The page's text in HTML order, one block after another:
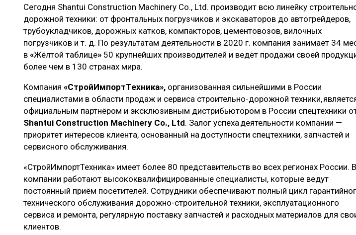
Сегодня Shantui Construction Machinery Co., Ltd. производит всю линейку
дорожной техники: от фронтальных погрузчиков и экскаваторов до автогрейдеров,
трубоукладчиков, дорожных катков, компакторов, цементовозов, вилочных
погрузчиков и т. д. По результатам деятельности в 2020 г. компания занимает 34
в «Жёлтой таблице» 50 крупнейших производителей и ведёт продажи своей
более чем в 130 странах мира.
Компания «СтройИмпортТехника», организованная сильнейшими в России
специалистами в области продаж и сервиса строительно-дорожной техники,
официальным партнёром и эксклюзивным дистрибьютором в России спецтехники
Shantui Construction Machinery Co., Ltd. Залог успеха деятельности компании —
приоритет интересов клиента, основанный на доступности спецтехники, запчастей и
сервисного обслуживания.
«СтройИмпортТехника» имеет более 80 представительств во всех регионах России. В
компании работают высококвалифицированные специалисты, которые ведут
постоянный приём посетителей. Сотрудники обеспечивают полный цикл
технического обслуживания дорожно-строительной техники, эксплуатационного
сервиса и ремонта, регулярную поставку запчастей и расходных материалов для
клиентов.